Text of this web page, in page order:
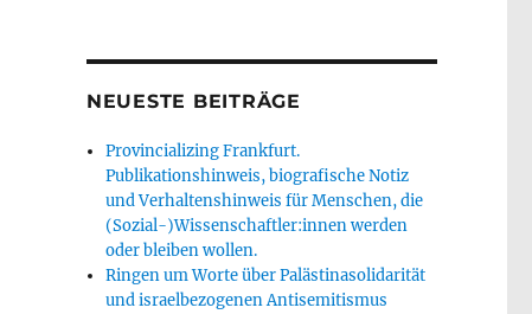
NEUESTE BEITRÄGE
Provincializing Frankfurt.
Publikationshinweis, biografische Notiz
und Verhaltenshinweis für Menschen, die
(Sozial-)Wissenschaftler:innen werden
oder bleiben wollen.
Ringen um Worte über Palästinasolidarität
und israelbezogenen Antisemitismus